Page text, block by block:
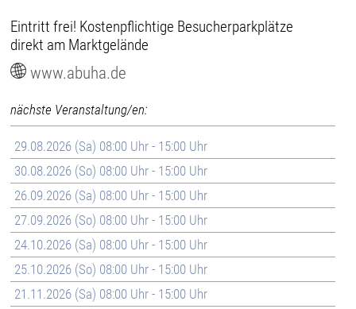
Eintritt frei! Kostenpflichtige Besucherparkplätze
direkt am Marktgelände
www.abuha.de
nächste Veranstaltung/en:
29.08.2026 (Sa) 08:00 Uhr - 15:00 Uhr
30.08.2026 (So) 08:00 Uhr - 15:00 Uhr
26.09.2026 (Sa) 08:00 Uhr - 15:00 Uhr
27.09.2026 (So) 08:00 Uhr - 15:00 Uhr
24.10.2026 (Sa) 08:00 Uhr - 15:00 Uhr
25.10.2026 (So) 08:00 Uhr - 15:00 Uhr
21.11.2026 (Sa) 08:00 Uhr - 15:00 Uhr